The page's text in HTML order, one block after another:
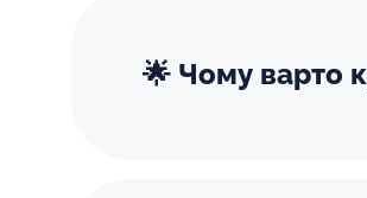
🌟 Чому варто